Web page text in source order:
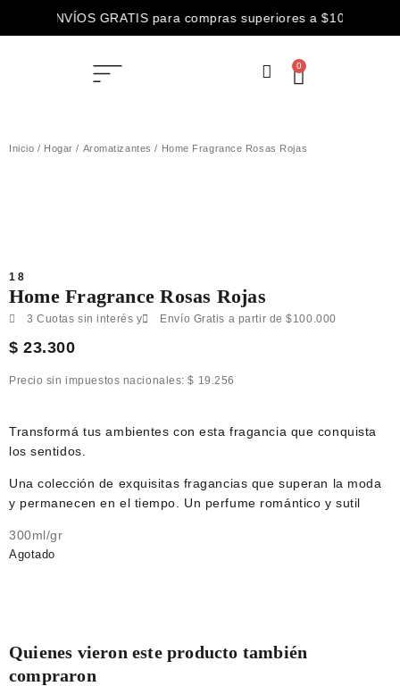
ENVÍOS GRATIS para compras superiores a $100.000
ENVÍOS GRATIS para compras superiores a $100.000
0
Inicio / Hogar / Aromatizantes / Home Fragrance Rosas Rojas
18
Home Fragrance Rosas Rojas
3 Cuotas sin interés y Envío Gratis a partir de $100.000
$ 23.300
Precio sin impuestos nacionales:$ 19.256
Transformá tus ambientes con esta fragancia que conquista
los sentidos.
Una colección de exquisitas fragancias que superan la moda
y permanecen en el tiempo. Un perfume romántico y sutil
300ml/gr
Agotado
Quienes vieron este producto también
compraron